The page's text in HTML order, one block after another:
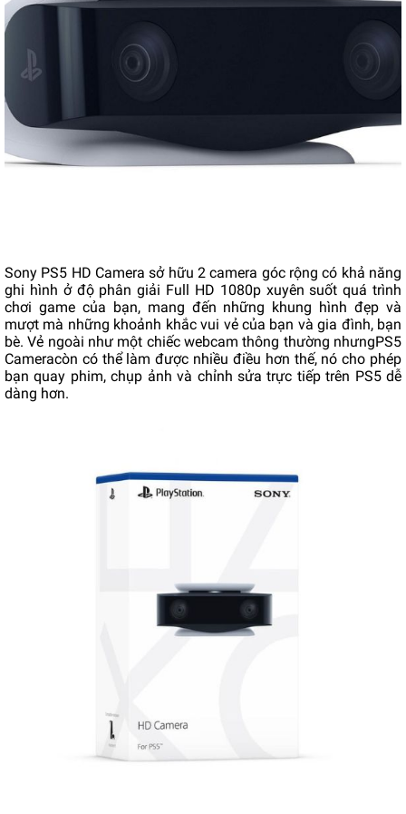
Sony PS5 HD Camera sở hữu 2 camera góc rộng có khả năng
ghi hình ở độ phân giải Full HD 1080p xuyên suốt quá trình
chơi game của bạn, mang đến những khung hình đẹp và
mượt mà những khoảnh khắc vui vẻ của bạn và gia đình, bạn
bè. Vẻ ngoài như một chiếc webcam thông thường nhưngPS5
Cameracòn có thể làm được nhiều điều hơn thế, nó cho phép
bạn quay phim, chụp ảnh và chỉnh sửa trực tiếp trên PS5 dễ
dàng hơn.